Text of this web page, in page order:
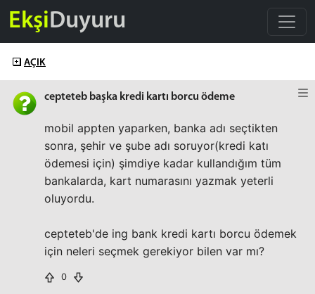
EkşiDuyuru
AÇIK
cepteteb başka kredi kartı borcu ödeme
mobil appten yaparken, banka adı seçtikten
sonra, şehir ve şube adı soruyor(kredi katı
ödemesi için) şimdiye kadar kullandığım tüm
bankalarda, kart numarasını yazmak yeterli
oluyordu.
cepteteb'de ing bank kredi kartı borcu ödemek
için neleri seçmek gerekiyor bilen var mı?
0